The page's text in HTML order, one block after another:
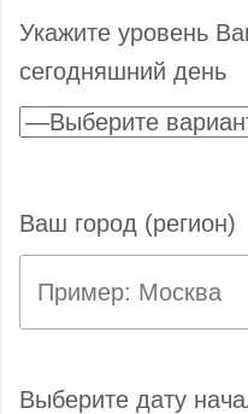
Укажите уровень
сегодняшний день
Ваш город (регион)
Выберите дату